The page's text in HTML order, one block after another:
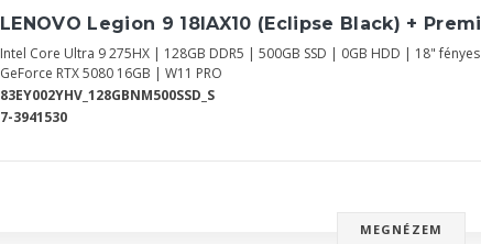
LENOVO Legion 9 18IAX10 (Eclipse Black) +
Intel Core Ultra 9 275HX | 128GB DDR5 | 500GB SSD | 0GB HDD | 18"
GeForce RTX 5080 16GB | W11 PRO
83EY002YHV_128GBNM500SSD_S
7-3941530
MEGNÉZEM